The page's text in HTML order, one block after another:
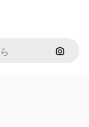
画像で